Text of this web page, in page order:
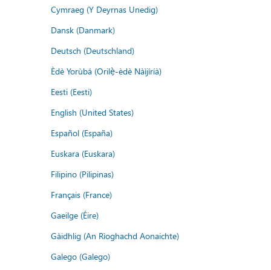
Cymraeg (Y Deyrnas Unedig)
Dansk (Danmark)
Deutsch (Deutschland)
Èdè Yorùbá (Orilẹ̀-èdè Nàìjíríà)
Eesti (Eesti)
English (United States)
Español (España)
Euskara (Euskara)
Filipino (Pilipinas)
Français (France)
Gaeilge (Éire)
Gàidhlig (An Rìoghachd Aonaichte)
Galego (Galego)